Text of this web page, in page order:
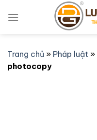
qua
Trang chủ » Pháp luật »
photocopy